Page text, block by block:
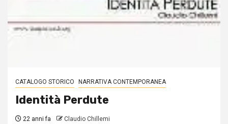
CATALOGO STORICO NARRATIVA CONTEMPORANEA
Identità Perdute
22 anni fa Claudio Chillemi